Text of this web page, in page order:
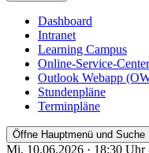
Dashboard
Intranet
Learning Campus
Online-Service-
Outlook Webapp
Stundenpläne
Terminpläne
Öffne Hauptmenü und Suche
Mi, 10.06.2026 · 18:30